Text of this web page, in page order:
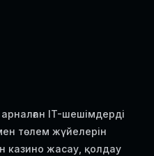
IT-шешімдерді
төлем жүйелерін
казино жасау, қолдау